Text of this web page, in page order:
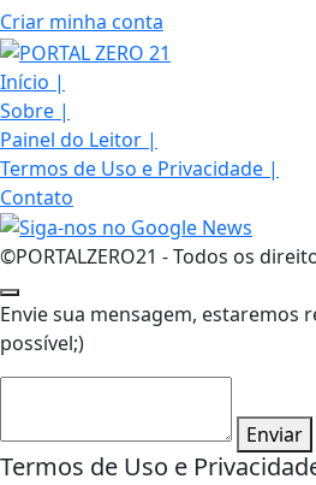
Criar minha conta
Início |
Sobre |
Painel do Leitor |
Termos de Uso e Privacidade |
Contato
©PORTALZERO21 - Todos os
Envie sua mensagem, estaremos
possível;)
Enviar
Termos de Uso e